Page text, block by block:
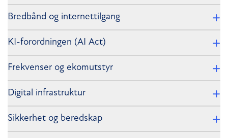
Bredbånd og internettilgang
KI-forordningen (AI Act)
Frekvenser og ekomutstyr
Digital infrastruktur
Sikkerhet og beredskap